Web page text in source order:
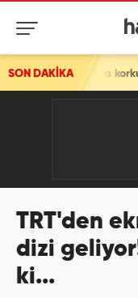
SON DAKİKA
korkutan deprem!
TRT'den
dizi
ki...